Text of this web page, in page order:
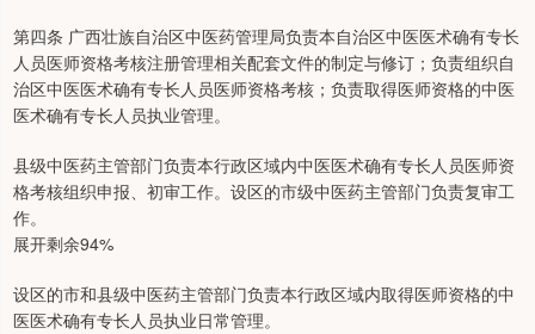
第四条 广西壮族自治区中医药管理局负责本自治区中医医术确有专长
人员医师资格考核注册管理相关配套文件的制定与修订；负责组织自
治区中医医术确有专长人员医师资格考核；负责取得医师资格的中医
医术确有专长人员执业管理。
县级中医药主管部门负责本行政区域内中医医术确有专长人员医师资
格考核组织申报、初审工作。设区的市级中医药主管部门负责复审工
作。
展开剩余94%
设区的市和县级中医药主管部门负责本行政区域内取得医师资格的中
医医术确有专长人员执业日常管理。